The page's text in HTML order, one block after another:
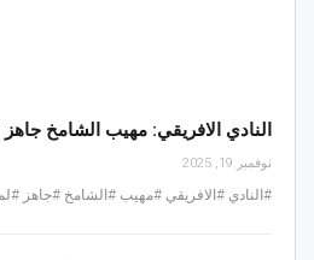
النادي الافريقي: مهيب الشامخ جاهز
نوفمبر 19, 2025
#النادي #الافريقي #مهيب #الشامخ #جاهز